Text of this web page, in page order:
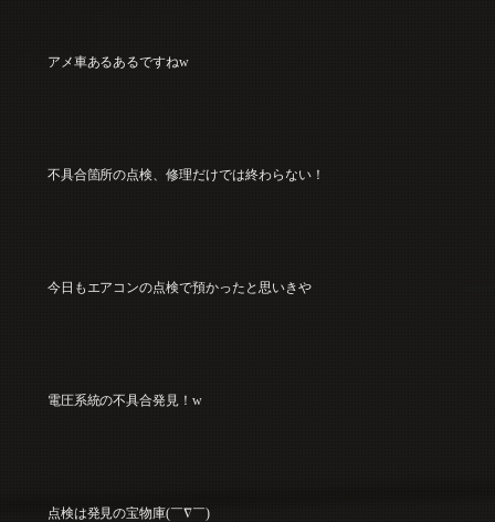
アメ車あるあるですねw
不具合箇所の点検、修理だけでは終わらない！
今日もエアコンの点検で預かったと思いきや
電圧系統の不具合発見！w
点検は発見の宝物庫(￣∇￣)